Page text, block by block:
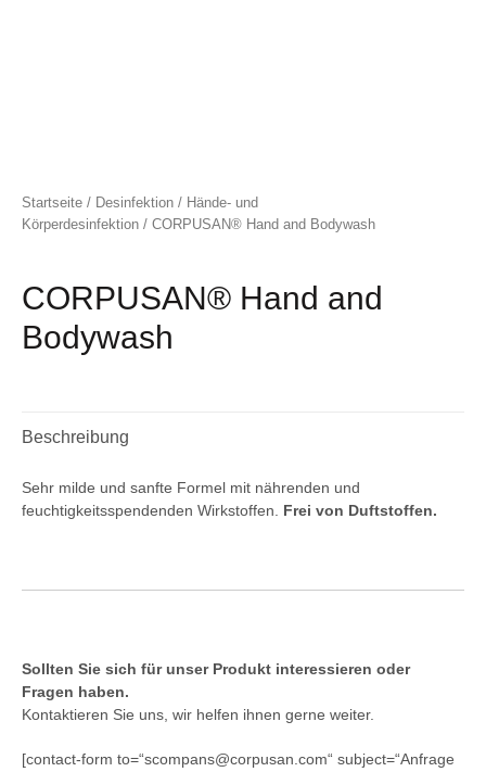
Startseite / Desinfektion / Hände- und
Körperdesinfektion / CORPUSAN® Hand and Bodywash
CORPUSAN® Hand and
Bodywash
Beschreibung
Sehr milde und sanfte Formel mit nährenden und
feuchtigkeitsspendenden Wirkstoffen. Frei von Duftstoffen.
Sollten Sie sich für unser Produkt interessieren oder
Fragen haben.
Kontaktieren Sie uns, wir helfen ihnen gerne weiter.
[contact-form to=“scompans@corpusan.com“ subject=“Anfrage